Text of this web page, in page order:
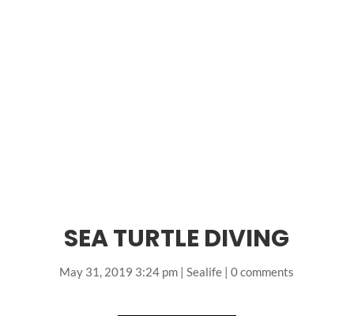
SEA TURTLE DIVING
May 31, 2019 3:24 pm |Sealife |0 comments